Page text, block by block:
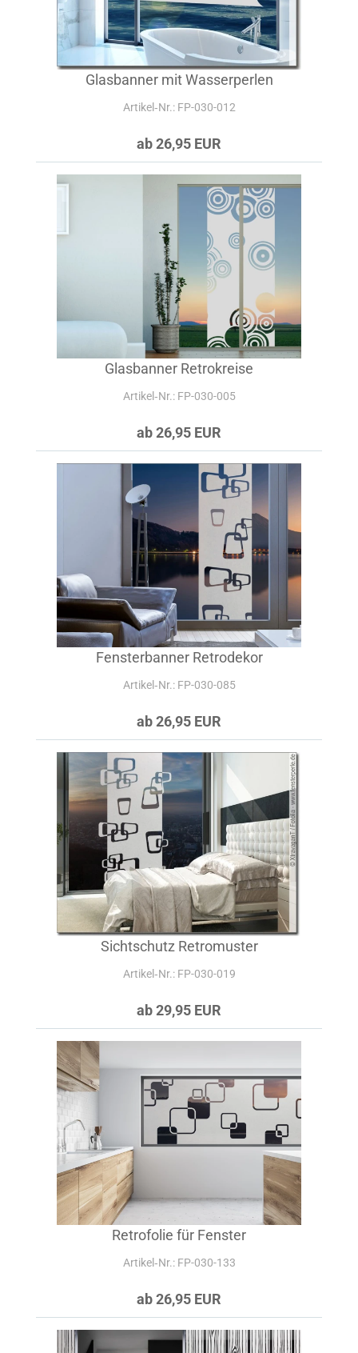
Glasbanner mit Wasserperlen
Artikel‑Nr.: FP-030-012
ab 26,95 EUR
Glasbanner Retrokreise
Artikel‑Nr.: FP-030-005
ab 26,95 EUR
Fensterbanner Retrodekor
Artikel‑Nr.: FP-030-085
ab 26,95 EUR
Sichtschutz Retromuster
Artikel‑Nr.: FP-030-019
ab 29,95 EUR
Retrofolie für Fenster
Artikel‑Nr.: FP-030-133
ab 26,95 EUR